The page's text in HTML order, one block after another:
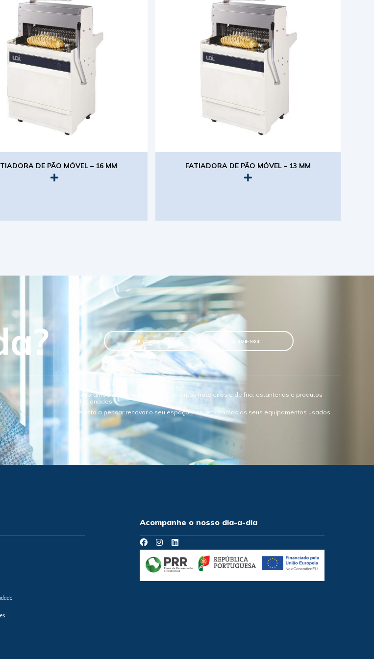
DE PÃO MÓVEL – 16 MM FATIADORA DE PÃO MÓVEL – 13 MM
VER CONTACTOS LIGUE-NOS
Compramos todo o tipo de equipamentos hoteleiros e de frio, estanterias e produtos
relacionados.
Se esta a pensar renovar o seu espaço, nós retomamos os seus equipamentos usados.
Acompanhe o nosso dia-a-dia